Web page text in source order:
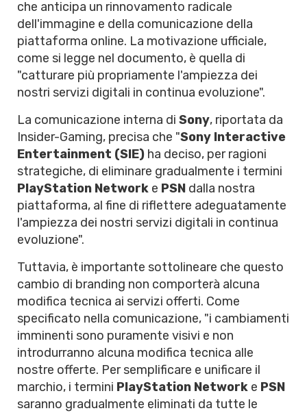
che anticipa un rinnovamento radicale
dell'immagine e della comunicazione della
piattaforma online. La motivazione ufficiale,
come si legge nel documento, è quella di
"catturare più propriamente l'ampiezza dei
nostri servizi digitali in continua evoluzione".
La comunicazione interna di Sony, riportata da
Insider-Gaming, precisa che "Sony Interactive
Entertainment (SIE) ha deciso, per ragioni
strategiche, di eliminare gradualmente i termini
PlayStation Network e PSN dalla nostra
piattaforma, al fine di riflettere adeguatamente
l'ampiezza dei nostri servizi digitali in continua
evoluzione".
Tuttavia, è importante sottolineare che questo
cambio di branding non comporterà alcuna
modifica tecnica ai servizi offerti. Come
specificato nella comunicazione, "i cambiamenti
imminenti sono puramente visivi e non
introdurranno alcuna modifica tecnica alle
nostre offerte. Per semplificare e unificare il
marchio, i termini PlayStation Network e PSN
saranno gradualmente eliminati da tutte le